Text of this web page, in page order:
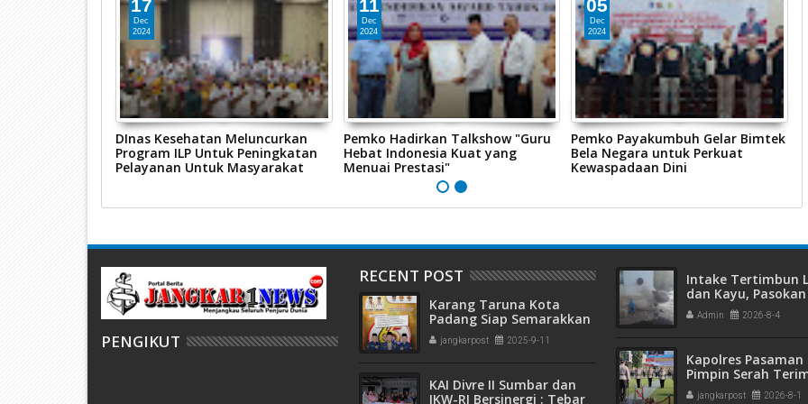
17
Dec
2024
DInas Kesehatan Meluncurkan
Program ILP Untuk Peningkatan
Pelayanan Untuk Masyarakat
11
Dec
2024
Pemko Hadirkan Talkshow "Guru
Hebat Indonesia Kuat yang
Menuai Prestasi"
05
Dec
2024
Pemko Payakumbuh Gelar Bimtek
Bela Negara untuk Perkuat
Kewaspadaan Dini
PENGIKUT
RECENT POST
Karang Taruna Kota
Padang Siap Semarakkan
HUT ke-65 : Dari
Lapangan Hijau hingga
jangkarpost 2025-9-11
KAI Divre II Sumbar dan
IKW-RI Bersinergi : Tebar
Intake Tertimbun
dan Kayu,
Bersih di Kota
Terganggu
Admin 2026-8-4
Kapolres
Pimpin Serah
Jabatan PJU Polres
jangkarpost 2026-8-1